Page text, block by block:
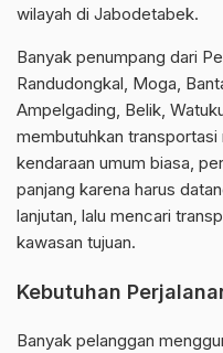
wilayah di Jabodetabek.
Banyak penumpang dari
Randudongkal, Moga,
Ampelgading, Belik,
membutuhkan transportasi
kendaraan umum biasa,
panjang karena harus
lanjutan, lalu mencari
kawasan tujuan.
Kebutuhan
Banyak pelanggan